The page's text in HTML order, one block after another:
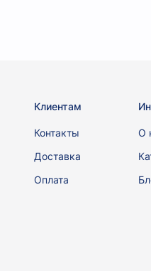
Клиентам
Контакты
Доставка
Оплата
О